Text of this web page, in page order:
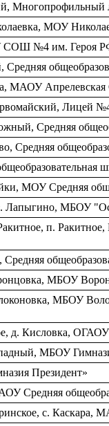
МОУ
СОШ №4 им. Героя
МАОУ
Лицей
Средняя
Средняя
МОУ Средняя
Лапыгино, МБОУ
п.
МБОУ
МБОУ
д. Кисловка,
МБОУ
Президент»
Средняя
c. Каскара,